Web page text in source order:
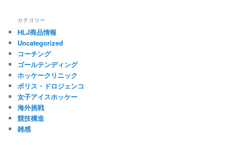
カテゴリー
HLJ商品情報
Uncategorized
コーチング
ゴールテンディング
ホッケークリニック
ボリス・ドロジェンコ
女子アイスホッケー
海外挑戦
競技構造
雑感